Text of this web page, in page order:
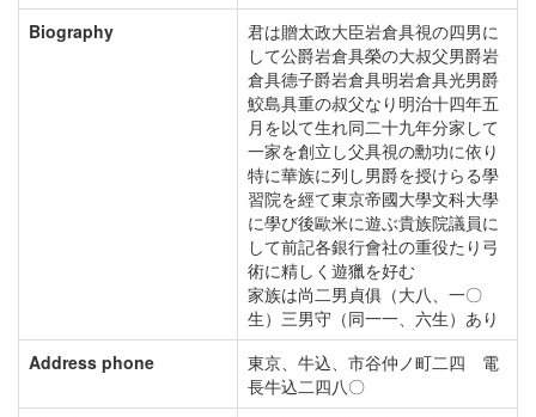
Biography
君は贈太政大臣岩倉具視の四男に
して公爵岩倉具榮の大叔父男爵岩
倉具德子爵岩倉具明岩倉具光男爵
鮫島具重の叔父なり明治十四年五
月を以て生れ同二十九年分家して
一家を創立し父具視の勳功に依り
特に華族に列し男爵を授けらる學
習院を經て東京帝國大學文科大學
に學び後歐米に遊ぶ貴族院議員に
して前記各銀行會社の重役たり弓
術に精しく遊獵を好む
家族は尚二男貞俱（大八、一〇
生）三男守（同一一、六生）あり
Address phone
東京、牛込、市谷仲ノ町二四 電
長牛込二四八〇